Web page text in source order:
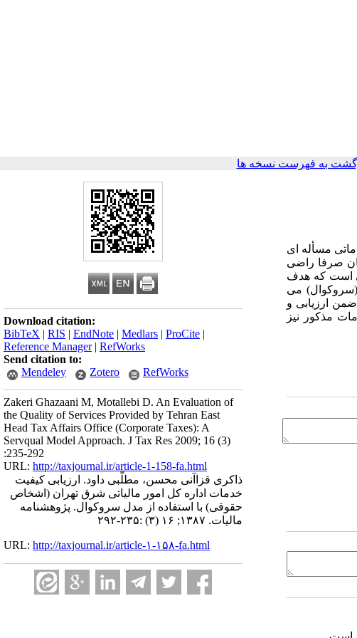
به فهرست نسخه ها
Download citation:
BibTeX | RIS | EndNote | Medlars | ProCite |
Reference Manager| RefWorks
Send citation to:
Mendeley
Zotero RefWorks
Zakeri Ghazaani M, Motallebi D. An Evaluation of
the Quality of Services Provided by Tehran East
Head Tax Affairs Office (Corporate Taxes): A
Servqual Model Approach. J Tax Res 2009; 16 (3)
:235-292
URL: http://taxjournal.ir/article-1-158-fa.html
ذاکری قزاآنی محسن، مطلّبی داود. ارزیابی کیفیت
خدمات اداره کل امور مالیاتی شرق تهران (اشخاص
حقوقی) با استفاده از مدل سروکوال. پژوهشنامه
مالیات. ۱۳۸۷; ۱۶ (۳) :۲۳۵-۲۹۲
URL: http://taxjournal.ir/article-۱-۱۵۸-fa.html
مسأله ای
صرفا راضی
است که هدف
(سروکوال) می
ارزیابی و
مذکور نیز